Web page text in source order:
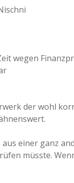
wegen
der wohl
einer ganz
müsste.